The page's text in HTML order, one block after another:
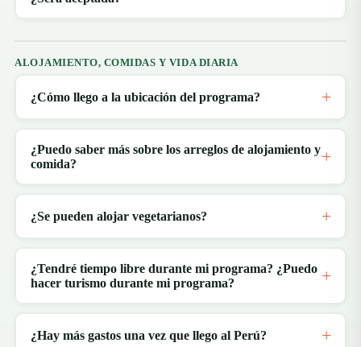
ALOJAMIENTO, COMIDAS Y VIDA DIARIA
¿Cómo llego a la ubicación del programa?
¿Puedo saber más sobre los arreglos de alojamiento y
comida?
¿Se pueden alojar vegetarianos?
¿Tendré tiempo libre durante mi programa? ¿Puedo
hacer turismo durante mi programa?
¿Hay más gastos una vez que llego al Perú?